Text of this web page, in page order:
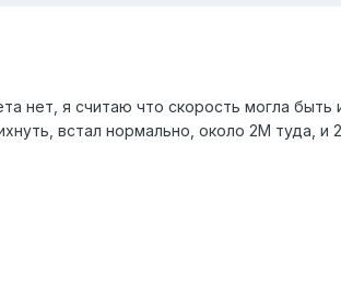
нет, я считаю что скорость могла быть
встал нормально, около 2М туда, и